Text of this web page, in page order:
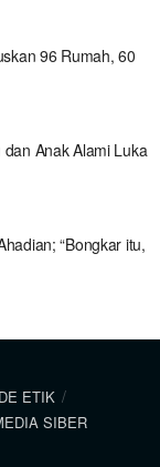
96 Rumah, 60
Anak Alami Luka
“Bongkar itu,
ETIK
SIBER